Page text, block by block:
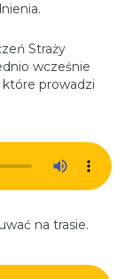
Straży
wcześnie
prowadzi
na trasie.